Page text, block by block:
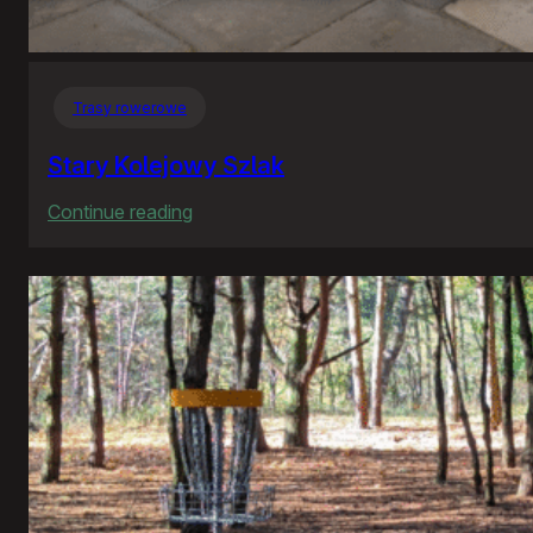
Trasy rowerowe
Stary Kolejowy Szlak
Continue reading
Kolejowy
Szlak